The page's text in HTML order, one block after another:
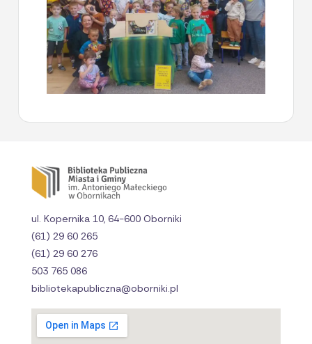
ul. Kopernika 10, 64-600 Oborniki
(61) 29 60 265
(61) 29 60 276
503 765 086
bibliotekapubliczna@oborniki.pl